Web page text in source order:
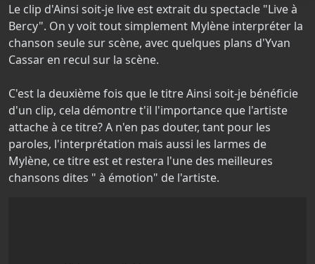
Le clip d'Ainsi soit-je live est extrait du spectacle "Live à
Bercy". On y voit tout simplement Mylène interpréter la
chanson seule sur scène, avec quelques plans d'Yvan
Cassar en recul sur la scène.
C'est la deuxième fois que le titre Ainsi soit-je bénéficie
d'un clip, cela démontre t'il l'importance que l'artiste
attache à ce titre? A n'en pas douter, tant pour les
paroles, l'interprétation mais aussi les larmes de
Mylène, ce titre est et restera l'une des meilleures
chansons dites " à émotion" de l'artiste.